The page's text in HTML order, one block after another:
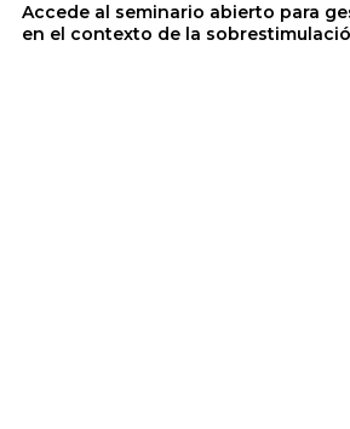
Accede al seminario abierto para
en el contexto de la